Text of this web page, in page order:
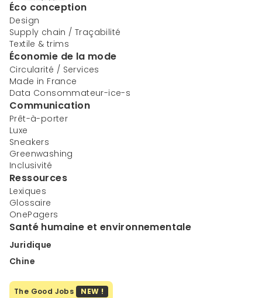
Éco conception
Design
Supply chain / Traçabilité
Textile & trims
Économie de la mode
Circularité / Services
Made in France
Data Consommateur-ice-s
Communication
Prêt-à-porter
Luxe
Sneakers
Greenwashing
Inclusivité
Ressources
Lexiques
Glossaire
OnePagers
Santé humaine et environnementale
Juridique
Chine
The Good Jobs NEW !